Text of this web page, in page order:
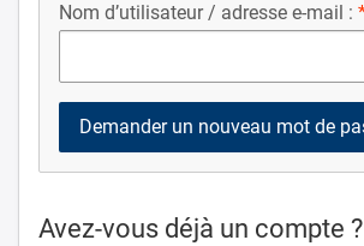
Nom d’utilisateur / adresse e-mail :
Avez-vous déjà un compte ?